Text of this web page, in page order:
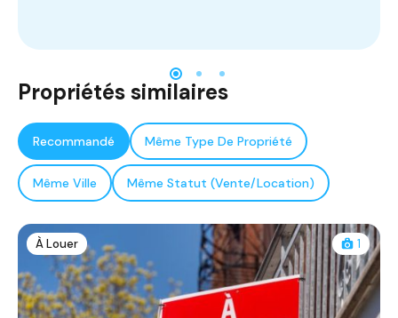
Propriétés similaires
Recommandé Même Type De Propriété
Même Ville Même Statut (Vente/Location)
À Louer 1